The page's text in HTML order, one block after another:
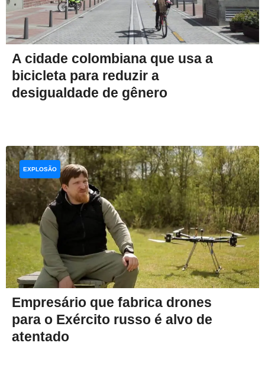
A cidade colombiana que usa a
bicicleta para reduzir a
desigualdade de gênero
Empresário que fabrica drones
para o Exército russo é alvo de
atentado
EXPLOSÃO